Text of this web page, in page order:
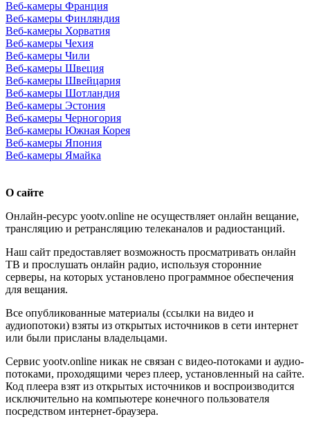
Веб-камеры Франция
Веб-камеры Финляндия
Веб-камеры Хорватия
Веб-камеры Чехия
Веб-камеры Чили
Веб-камеры Швеция
Веб-камеры Швейцария
Веб-камеры Шотландия
Веб-камеры Эстония
Веб-камеры Черногория
Веб-камеры Южная Корея
Веб-камеры Япония
Веб-камеры Ямайка
О сайте
Онлайн-ресурс yootv.online не осуществляет онлайн вещание,
трансляцию и ретрансляцию телеканалов и радиостанций.
Наш сайт предоставляет возможность просматривать онлайн
ТВ и прослушать онлайн радио, используя сторонние
серверы, на которых установлено программное обеспечения
для вещания.
Все опубликованные материалы (ссылки на видео и
аудиопотоки) взяты из открытых источников в сети интернет
или были присланы владельцами.
Сервис yootv.online никак не связан с видео-потоками и аудио-
потоками, проходящими через плеер, установленный на сайте.
Код плеера взят из открытых источников и воспроизводится
исключительно на компьютере конечного пользователя
посредством интернет-браузера.